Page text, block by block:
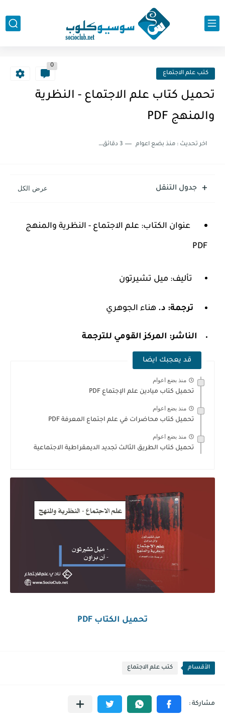
كتب علم الاجتماع
0
تحميل كتاب علم الاجتماع - النظرية
والمنهج PDF
اخر تحديث :منذ بضع اعوام 3 دقائق للقراءة
جدول التنقل
عنوان الكتاب: علم الاجتماع - النظرية والمنهج
PDF
تأليف: ميل تشيرتون
ترجمة: د. هناء الجوهري
الناشر: المركز القومي للترجمة
قد يعجبك ايضا
منذ بضع اعوام
تحميل كتاب ميادين علم الإجتماع PDF
منذ بضع اعوام
تحميل كتاب محاضرات في علم اجتماع المعرفة PDF
منذ بضع اعوام
تحميل كتاب الطريق الثالث تجديد الديمقراطية الاجتماعية
تحميل الكتاب PDF
الأقسام كتب علم الاجتماع